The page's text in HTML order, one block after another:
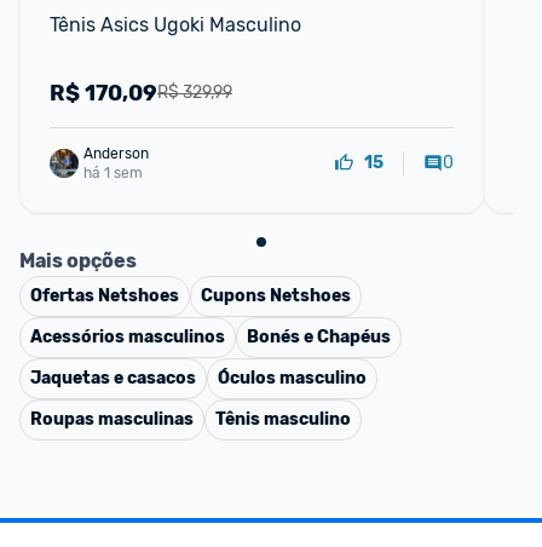
Tênis Asics Ugoki Masculino
R$ 329,99
R$170,09
Anderson
há 1 sem
15 0
Mais opções
Ofertas Netshoes Cupons Netshoes
Acessórios masculinos
Bonés e Chapéus
Jaquetas e casacos
Óculos masculino
Roupas masculinas
Tênis masculino